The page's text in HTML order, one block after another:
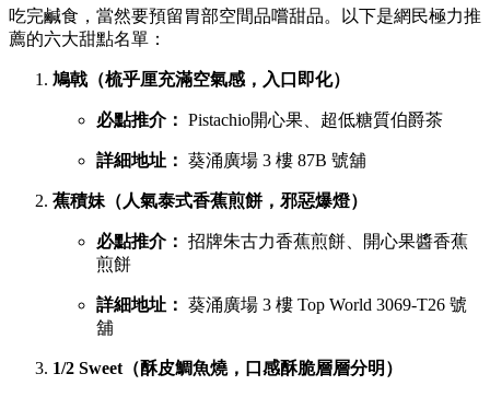
吃完鹹食，當然要預留胃部空間品嚐甜品。以下是網民極力推
薦的六大甜點名單：
鳩戟（梳乎厘充滿空氣感，入口即化）
必點推介： Pistachio開心果、超低糖質伯爵茶
詳細地址： 葵涌廣場 3 樓 87B 號舖
蕉積妹（人氣泰式香蕉煎餅，邪惡爆燈）
必點推介： 招牌朱古力香蕉煎餅、開心果醬香蕉
煎餅
詳細地址： 葵涌廣場 3 樓 Top World 3069-T26 號
舖
1/2 Sweet（酥皮鯛魚燒，口感酥脆層層分明）